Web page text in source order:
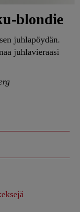
blondie
juhlapöydän.
juhlavieraasi